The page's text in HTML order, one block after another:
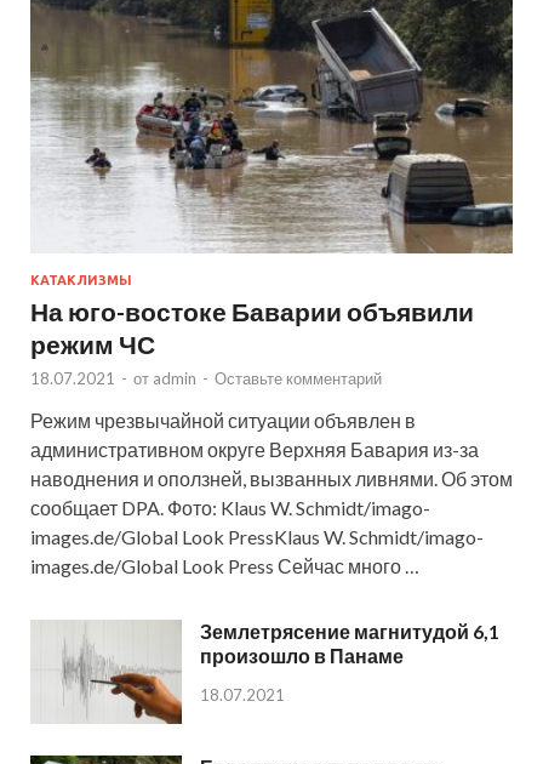
КАТАКЛИЗМЫ
На юго-востоке Баварии объявили
режим ЧС
18.07.2021 - от admin - Оставьте комментарий
Режим чрезвычайной ситуации объявлен в
административном округе Верхняя Бавария из-за
наводнения и оползней, вызванных ливнями. Об этом
сообщает DPA. Фото: Klaus W. Schmidt/imago-
images.de/Global Look PressKlaus W. Schmidt/imago-
images.de/Global Look Press Сейчас много …
Землетрясение магнитудой 6,1
произошло в Панаме
18.07.2021